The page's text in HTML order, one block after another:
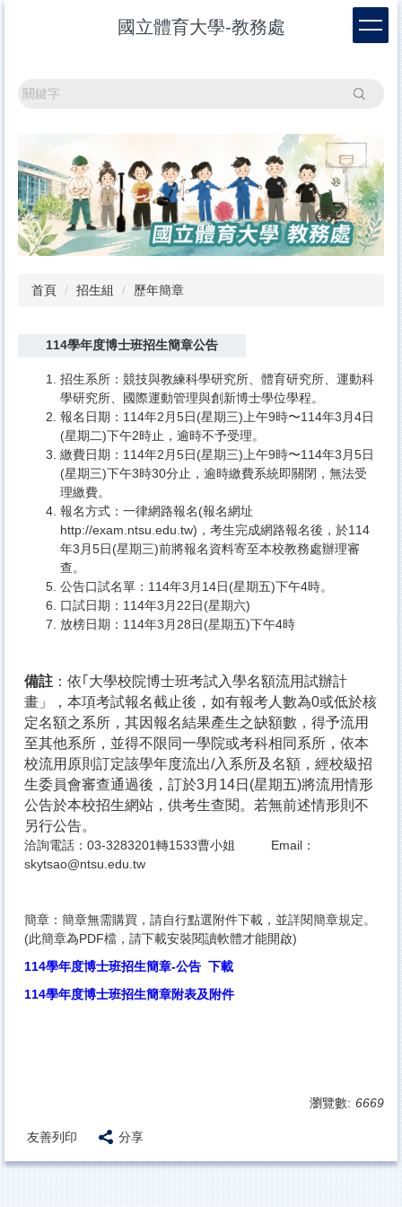
國立體育大學-教務處
搜尋
首頁 招生組 歷年簡章
114學年度博士班招生簡章公告
招生系所：競技與教練科學研究所、體育研究所、運動科
學研究所、國際運動管理與創新博士學位學程。
報名日期：114年2月5日(星期三)上午9時〜114年3月4日
(星期二)下午2時止，逾時不予受理。
繳費日期：114年2月5日(星期三)上午9時〜114年3月5日
(星期三)下午3時30分止，逾時繳費系統即關閉，無法受
理繳費。
報名方式：一律網路報名(報名網址
http://exam.ntsu.edu.tw)，考生完成網路報名後，於114
年3月5日(星期三)前將報名資料寄至本校教務處辦理審
查。
公告口試名單：114年3月14日(星期五)下午4時。
口試日期：114年3月22日(星期六)
放榜日期：114年3月28日(星期五)下午4時
備註 ：依｢大學校院博士班考試入學名額流用試辦計
畫」，本項考試報名截止後，如有報考人數為0或低於核
定名額之系所，其因報名結果產生之缺額數，得予流用
至其他系所，並得不限同一學院或考科相同系所，依本
校流用原則訂定該學年度流出/入系所及名額，經校級招
生委員會審查通過後，訂於3月14日(星期五)將流用情形
公告於本校招生網站，供考生查閱。若無前述情形則不
另行公告。
洽詢電話：03-3283201轉1533曹小姐 Email：
skytsao@ntsu.edu.tw
簡章：簡章無需購買，請自行點選附件下載，並詳閱簡章規定。
(此簡章為PDF檔，請下載安裝閱讀軟體才能開啟)
114學年度博士班招生簡章-公告 下載
114學年度博士班招生簡章附表及附件
瀏覽數: 6669
友善列印 分享